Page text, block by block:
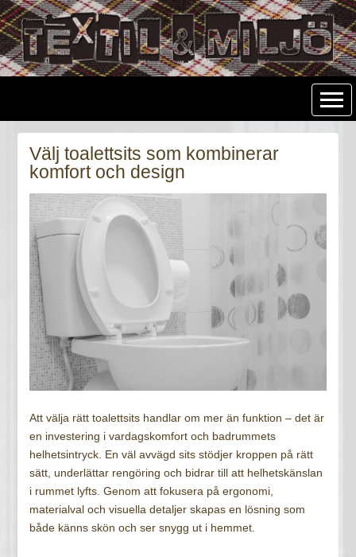
Välj toalettsits som kombinerar
komfort och design
Att välja rätt toalettsits handlar om mer än funktion – det är
en investering i vardagskomfort och badrummets
helhetsintryck. En väl avvägd sits stödjer kroppen på rätt
sätt, underlättar rengöring och bidrar till att helhetskänslan
i rummet lyfts. Genom att fokusera på ergonomi,
materialval och visuella detaljer skapas en lösning som
både känns skön och ser snygg ut i hemmet.